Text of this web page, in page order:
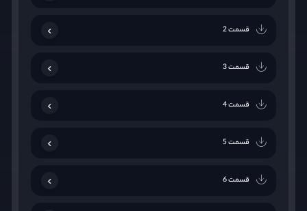
قسمت 2
قسمت 3
قسمت 4
قسمت 5
قسمت 6